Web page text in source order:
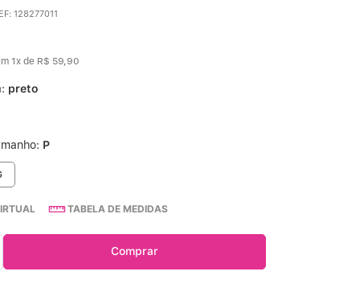
: 128277011
1x de R$ 59,90
preto
P
TABELA DE MEDIDAS
Comprar
Sustentação